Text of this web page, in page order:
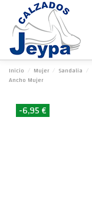
Inicio Mujer Sandalia
Ancho Mujer
-6,95 €